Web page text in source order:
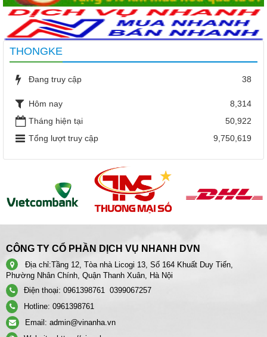
THONGKE
Đang truy cập 38
Hôm nay
8,314
Tháng hiện tại
50,922
Tổng lượt truy cập
9,750,619
CÔNG TY CỔ PHẦN DỊCH VỤ NHANH DVN
Địa chỉ:Tầng 12, Tòa nhà Licogi 13, Số 164 Khuất Duy Tiến,
Phường Nhân Chính, Quận Thanh Xuân, Hà Nội
Điện thoại: 0961398761 0399067257
Hotline: 0961398761
Email: admin@vinanha.vn